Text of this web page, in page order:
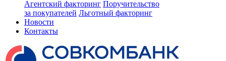
Агентский факторинг Поручительство
за покупателей Льготный факторинг
Новости
Контакты